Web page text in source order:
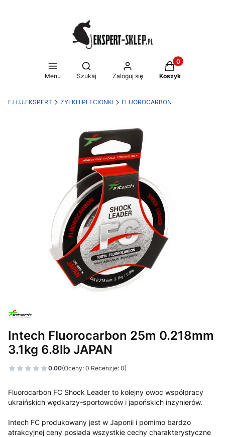
Menu
Otwórz wyszukiwarkę
Szukaj Zaloguj się
Produkty w
Koszyk
F.H.U.EKSPERT ŻYŁKI I PLECIONKI FLUOROCARBON
Intech Fluorocarbon 25m 0.218mm
3.1kg 6.8lb JAPAN
0.00(Oceny: 0 Recenzje: 0)
Fluorocarbon FC Shock Leader to kolejny owoc współpracy
ukraińskich wędkarzy-sportowców i japońskich inżynierów.
Intech FC produkowany jest w Japonii i pomimo bardzo
atrakcyjnej ceny posiada wszystkie cechy charakterystyczne